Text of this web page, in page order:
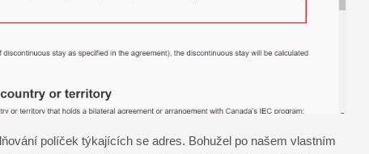
políček týkajících se adres. Bohužel po našem vlastním